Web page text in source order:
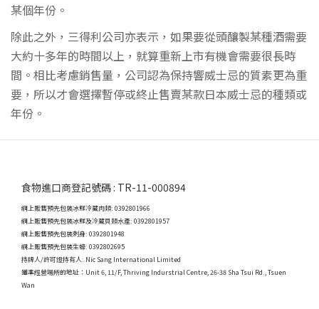
某個年份。
除此之外，三得利公司亦表示，如果要從頭釀製某種酒需要
大約十多年的時間以上，就算重新上市有機會需要很長時
間。相比考慮銷售量，公司認為保持響威士忌的質素更為重
要，所以才會選擇暫停或終止售賣某款日本威士忌的種類或
年份。
食物進口商登記號碼 : TR-11-000894
網上販售預先包裝冰鮮冷藏肉類: 0392801966
網上販售預先包裝冰鮮及冷藏貝類水產: 0392801957
網上販售預先包裝刺身: 0392801948
網上販售預先包裝生蠔: 0392802695
持牌人/許可證持有人: Nic Sang International Limited
獲準經營場所的地址： Unit 6, 11/F, Thriving Indurstrial Centre, 26-38 Sha Tsui Rd., Tsuen
Wan